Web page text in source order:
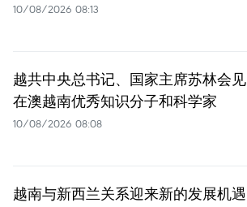
10/08/2026 08:13
越共中央总书记、国家主席苏林会见
在澳越南优秀知识分子和科学家
10/08/2026 08:08
越南与新西兰关系迎来新的发展机遇